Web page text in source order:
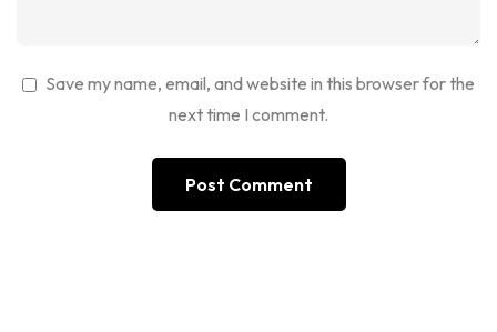
Save my name, email, and website in this browser for the
next time I comment.